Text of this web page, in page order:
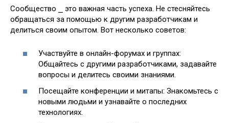
Сообщество ⎯ это важная часть успеха. Не стесняйтесь
обращаться за помощью к другим разработчикам и
делиться своим опытом. Вот несколько советов:
Участвуйте в онлайн-форумах и группах:
Общайтесь с другими разработчиками, задавайте
вопросы и делитесь своими знаниями.
Посещайте конференции и митапы: Знакомьтесь с
новыми людьми и узнавайте о последних
технологиях.